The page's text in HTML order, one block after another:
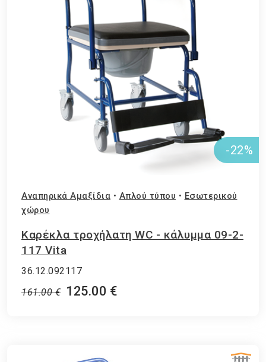
-22%
Αναπηρικά Αμαξίδια • Απλού τύπου • Εσωτερικού
χώρου
Καρέκλα τροχήλατη WC - κάλυμμα 09-2-
117 Vita
36.12.092117
161.00 € 125.00 €